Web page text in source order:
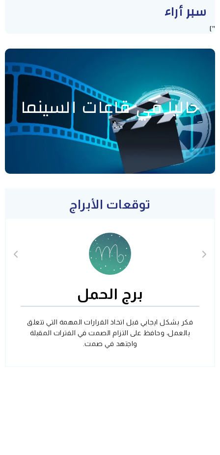
سبر أراء
"]
حاليا في قاعات السينما
توقعات الأبراج
برج الحمل
فكر بشكل ايجابي قبل اتخاذ القرارات المهمة التي تتعلق
بالعمل، وحافظ على التزام الصمت في الفترات المقبلة
واجتهد في صمت.